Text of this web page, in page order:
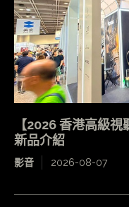
【2026 香港高級
新品介紹
影音 2026-08-07